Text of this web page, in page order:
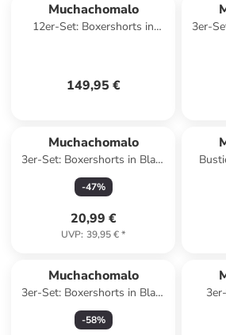
Muchachomalo
12er-Set: Boxershorts in
149,95 €
3er-
Muchachomalo
3er-Set: Boxershorts in Blau/
Dunkelblau
-47%
20,99 €
UVP: 39,95 €*
Muchachomalo
3er-Set: Boxershorts in Blau/
Schwarz
-58%